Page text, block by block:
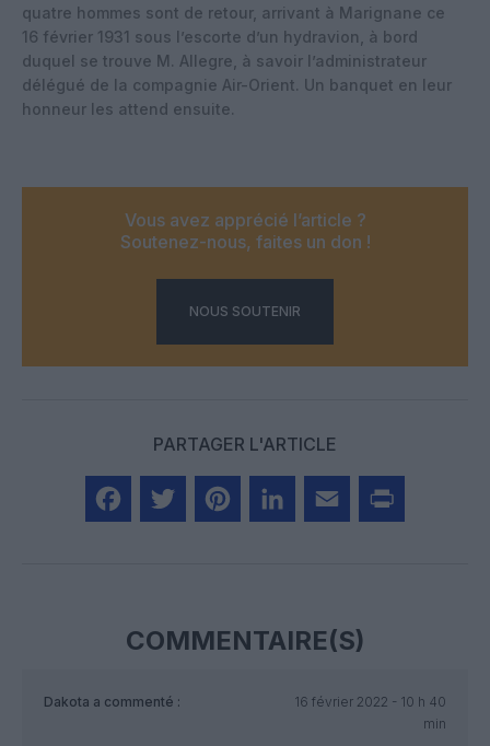
quatre hommes sont de retour, arrivant à Marignane ce
16 février 1931 sous l’escorte d’un hydravion, à bord
duquel se trouve M. Allegre, à savoir l’administrateur
délégué de la compagnie Air-Orient. Un banquet en leur
honneur les attend ensuite.
Vous avez apprécié l’article ?
Soutenez-nous, faites un don !
NOUS SOUTENIR
PARTAGER L'ARTICLE
COMMENTAIRE(S)
Dakota a commenté :
16 février 2022 - 10 h 40
min